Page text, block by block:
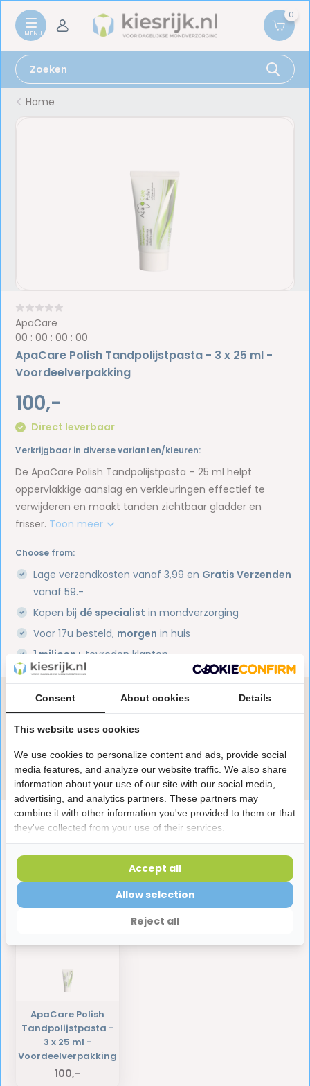
0
Home
ApaCare
00 :00 :00 :00
ApaCare Polish Tandpolijstpasta - 3 x 25 ml -
Voordeelverpakking
100,-
Direct leverbaar
Verkrijgbaar in diverse varianten/kleuren:
De ApaCare Polish Tandpolijstpasta – 25 ml helpt
oppervlakkige aanslag en verkleuringen effectief te
verwijderen en maakt tanden zichtbaar gladder en
frisser. Toon meer
Choose from:
Lage verzendkosten vanaf 3,99 en Gratis Verzenden
vanaf 59.-
Kopen bij dé specialist in mondverzorging
Voor 17u besteld, morgen in huis
1 miljoen+ tevreden klanten
Productomschrijving
Reviews
Heb je een vraag over dit product?
in de chat of stuur een e-mail.
Stuur e-mail
Laatst bekeken producten
ApaCare Polish
Tandpolijstpasta -
3 x 25 ml -
Voordeelverpakking
100,-
Consent About cookies Details
This website uses cookies
We use cookies to personalize content and ads, provide social
media features, and analyze our website traffic. We also share
information about your use of our site with our social media,
advertising, and analytics partners. These partners may
combine it with other information you've provided to them or that
they've collected from your use of their services.
Reject all
Allow selection
Accept all